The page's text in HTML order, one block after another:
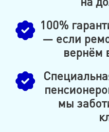
100%
— если
вернём
мы